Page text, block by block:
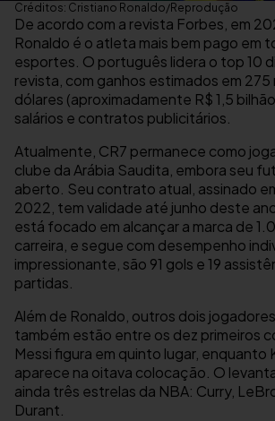
Créditos: Cristiano Ronaldo/Reprodução
De acordo com a revista Forbes, em
Ronaldo é o atleta mais bem pago em
esportes. O português lidera o top 10
revista, com ganhos estimados em 275
dólares (aproximadamente R$ 1,5
salários e contratos publicitários.
Atualmente, CR7 permanece como
clube da Arábia Saudita, embora seu
aberto. Seu contrato atual, assinado
2022, tem validade até junho deste
está focado em alcançar a marca de
carreira, e segue com desempenho
impressionante, são 91 gols e 19
partidas.
Além de Ronaldo, outros dois
também estão entre os dez primeiros
Messi figura em quinto lugar, enquanto
aparece na oitava colocação. O
ainda três estrelas da NBA: Curry,
Durant.